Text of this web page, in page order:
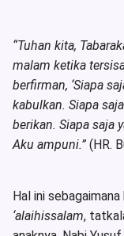
“Tuhan kita,
malam ketika
berfirman, ‘Siapa
kabulkan. Siapa
berikan. Siapa saja
Aku ampuni.” (HR.
Hal ini sebagaimana
‘alaihissalam,